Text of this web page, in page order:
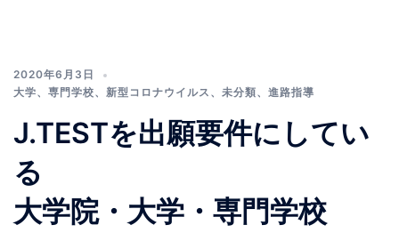
2020年6月3日
大学、 専門学校、 新型コロナウイルス 、 未分類、 進路指導
J.TESTを出願要件にしてい
る
大学院・大学・専門学校